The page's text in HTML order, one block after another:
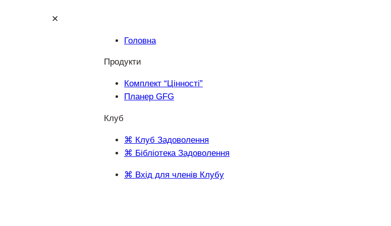
✕
Головна
Продукти
Комплект “Цінності”
Планер GFG
Клуб
⌘ Клуб Задоволення
⌘ Бібліотека Задоволення
⌘ Вхід для членів Клубу